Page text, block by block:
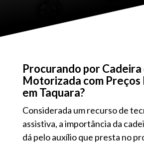
Procurando por Cadeira
Motorizada com Preços
em Taquara?
Considerada um recurso de
assistiva, a importância da
dá pelo auxílio que presta no